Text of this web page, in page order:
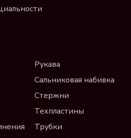
Рукава
Сальниковая набивка
Стержни
Техпластины
Трубки